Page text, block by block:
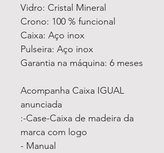
Vidro: Cristal Mineral
Crono: 100 % funcional
Caixa: Aço inox
Pulseira: Aço inox
Garantia na máquina: 6 meses
Acompanha Caixa IGUAL
anunciada
:-Case-Caixa de madeira da
marca com logo
- Manual